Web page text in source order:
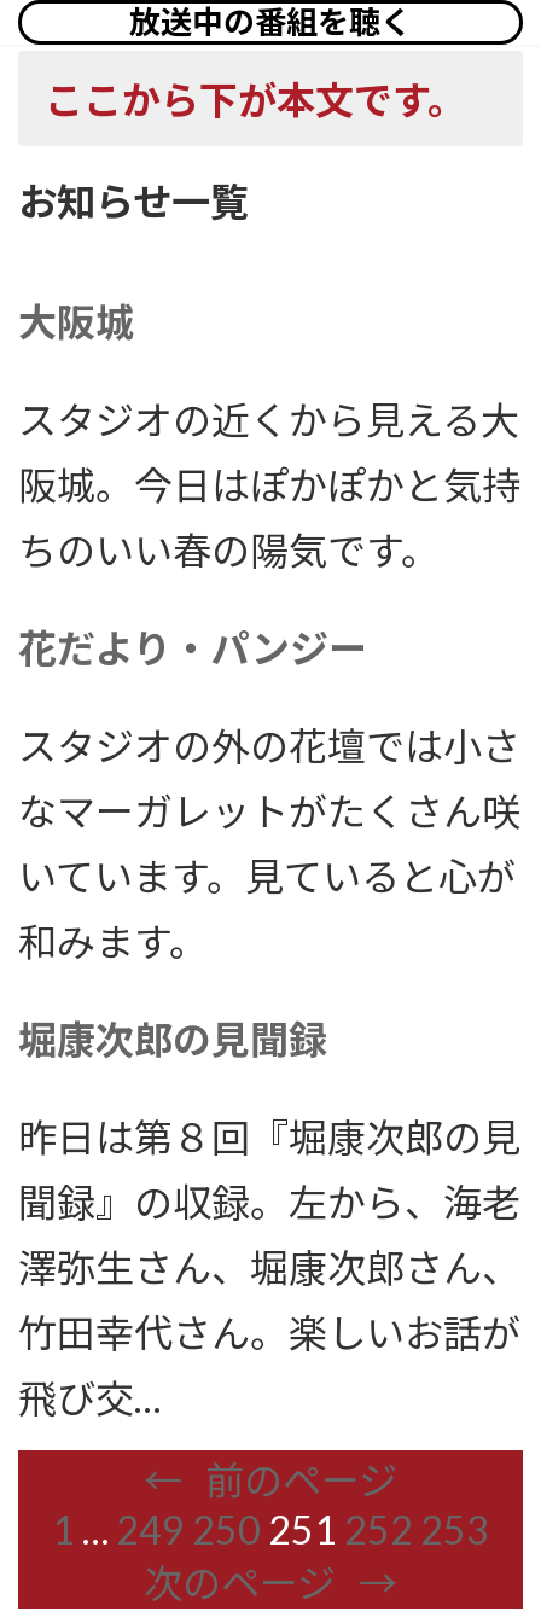
放送中の番組を聴く
ここから下が本文です。
お知らせ一覧
大阪城
スタジオの近くから見える大
阪城。今日はぽかぽかと気持
ちのいい春の陽気です。
花だより・パンジー
スタジオの外の花壇では小さ
なマーガレットがたくさん咲
いています。見ていると心が
和みます。
堀康次郎の見聞録
昨日は第８回『堀康次郎の見
聞録』の収録。左から、海老
澤弥生さん、堀康次郎さん、
竹田幸代さん。楽しいお話が
飛び交…
← 前のページ
1 … 249 250 251 252 253
次のページ →